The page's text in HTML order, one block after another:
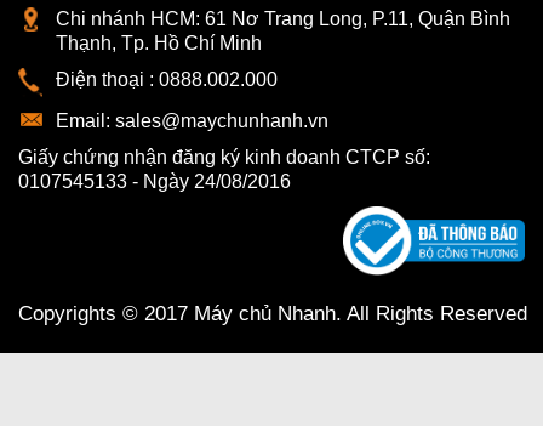
Chi nhánh HCM: 61 Nơ Trang Long, P.11, Quận Bình
Thạnh, Tp. Hồ Chí Minh
Điện thoại : 0888.002.000
Email: sales@maychunhanh.vn
Giấy chứng nhận đăng ký kinh doanh CTCP số:
0107545133 - Ngày 24/08/2016
Copyrights © 2017 Máy chủ Nhanh. All Rights Reserved